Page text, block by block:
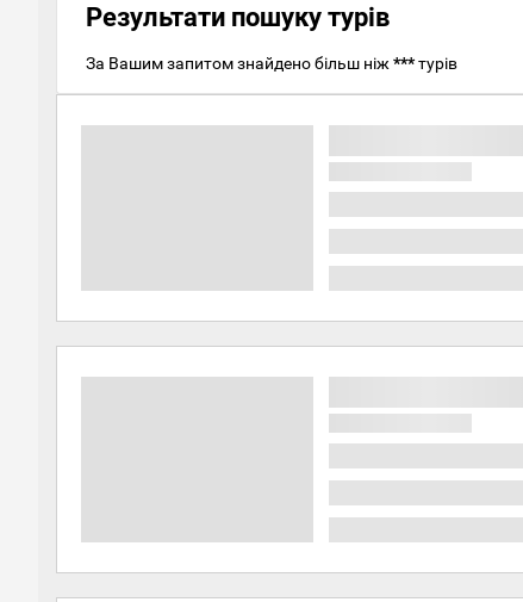
Результати пошуку турів
За Вашим запитом знайдено більш ніж ***турів